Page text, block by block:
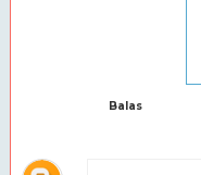
Balas